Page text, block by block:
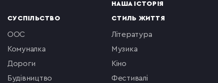
НАША ІСТОРІЯ
СУСПІЛЬСТВО
ООС
комуналка
Дороги
будівництво
СТИЛЬ ЖИТТЯ
література
музика
кіно
фестивалі